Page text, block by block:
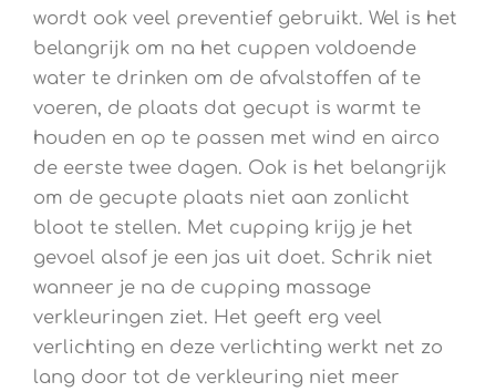
wordt ook veel preventief gebruikt. Wel is het
belangrijk om na het cuppen voldoende
water te drinken om de afvalstoffen af te
voeren, de plaats dat gecupt is warmt te
houden en op te passen met wind en airco
de eerste twee dagen. Ook is het belangrijk
om de gecupte plaats niet aan zonlicht
bloot te stellen. Met cupping krijg je het
gevoel alsof je een jas uit doet. Schrik niet
wanneer je na de cupping massage
verkleuringen ziet. Het geeft erg veel
verlichting en deze verlichting werkt net zo
lang door tot de verkleuring niet meer